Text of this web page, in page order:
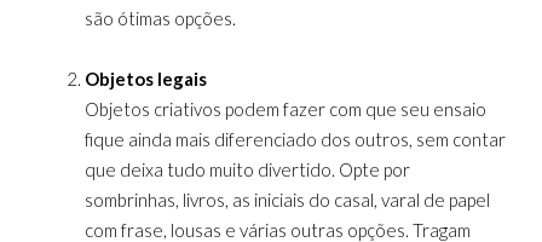
são ótimas opções.
Objetos legais
Objetos criativos podem fazer com que seu ensaio
fique ainda mais diferenciado dos outros, sem contar
que deixa tudo muito divertido. Opte por
sombrinhas, livros, as iniciais do casal, varal de papel
com frase, lousas e várias outras opções. Tragam